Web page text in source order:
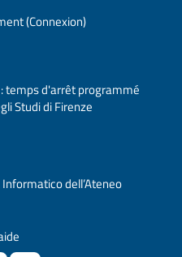
(Connexion)
temps d'arrêt programmé
Studi di Firenze
dell’Ateneo